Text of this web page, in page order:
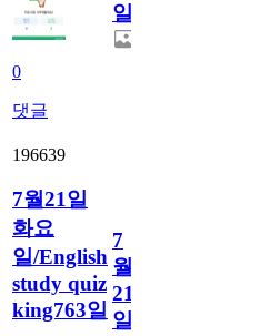
0
댓글
일
196639
7월21일
화요
일/English
study quiz
king763일
7
월
21
일